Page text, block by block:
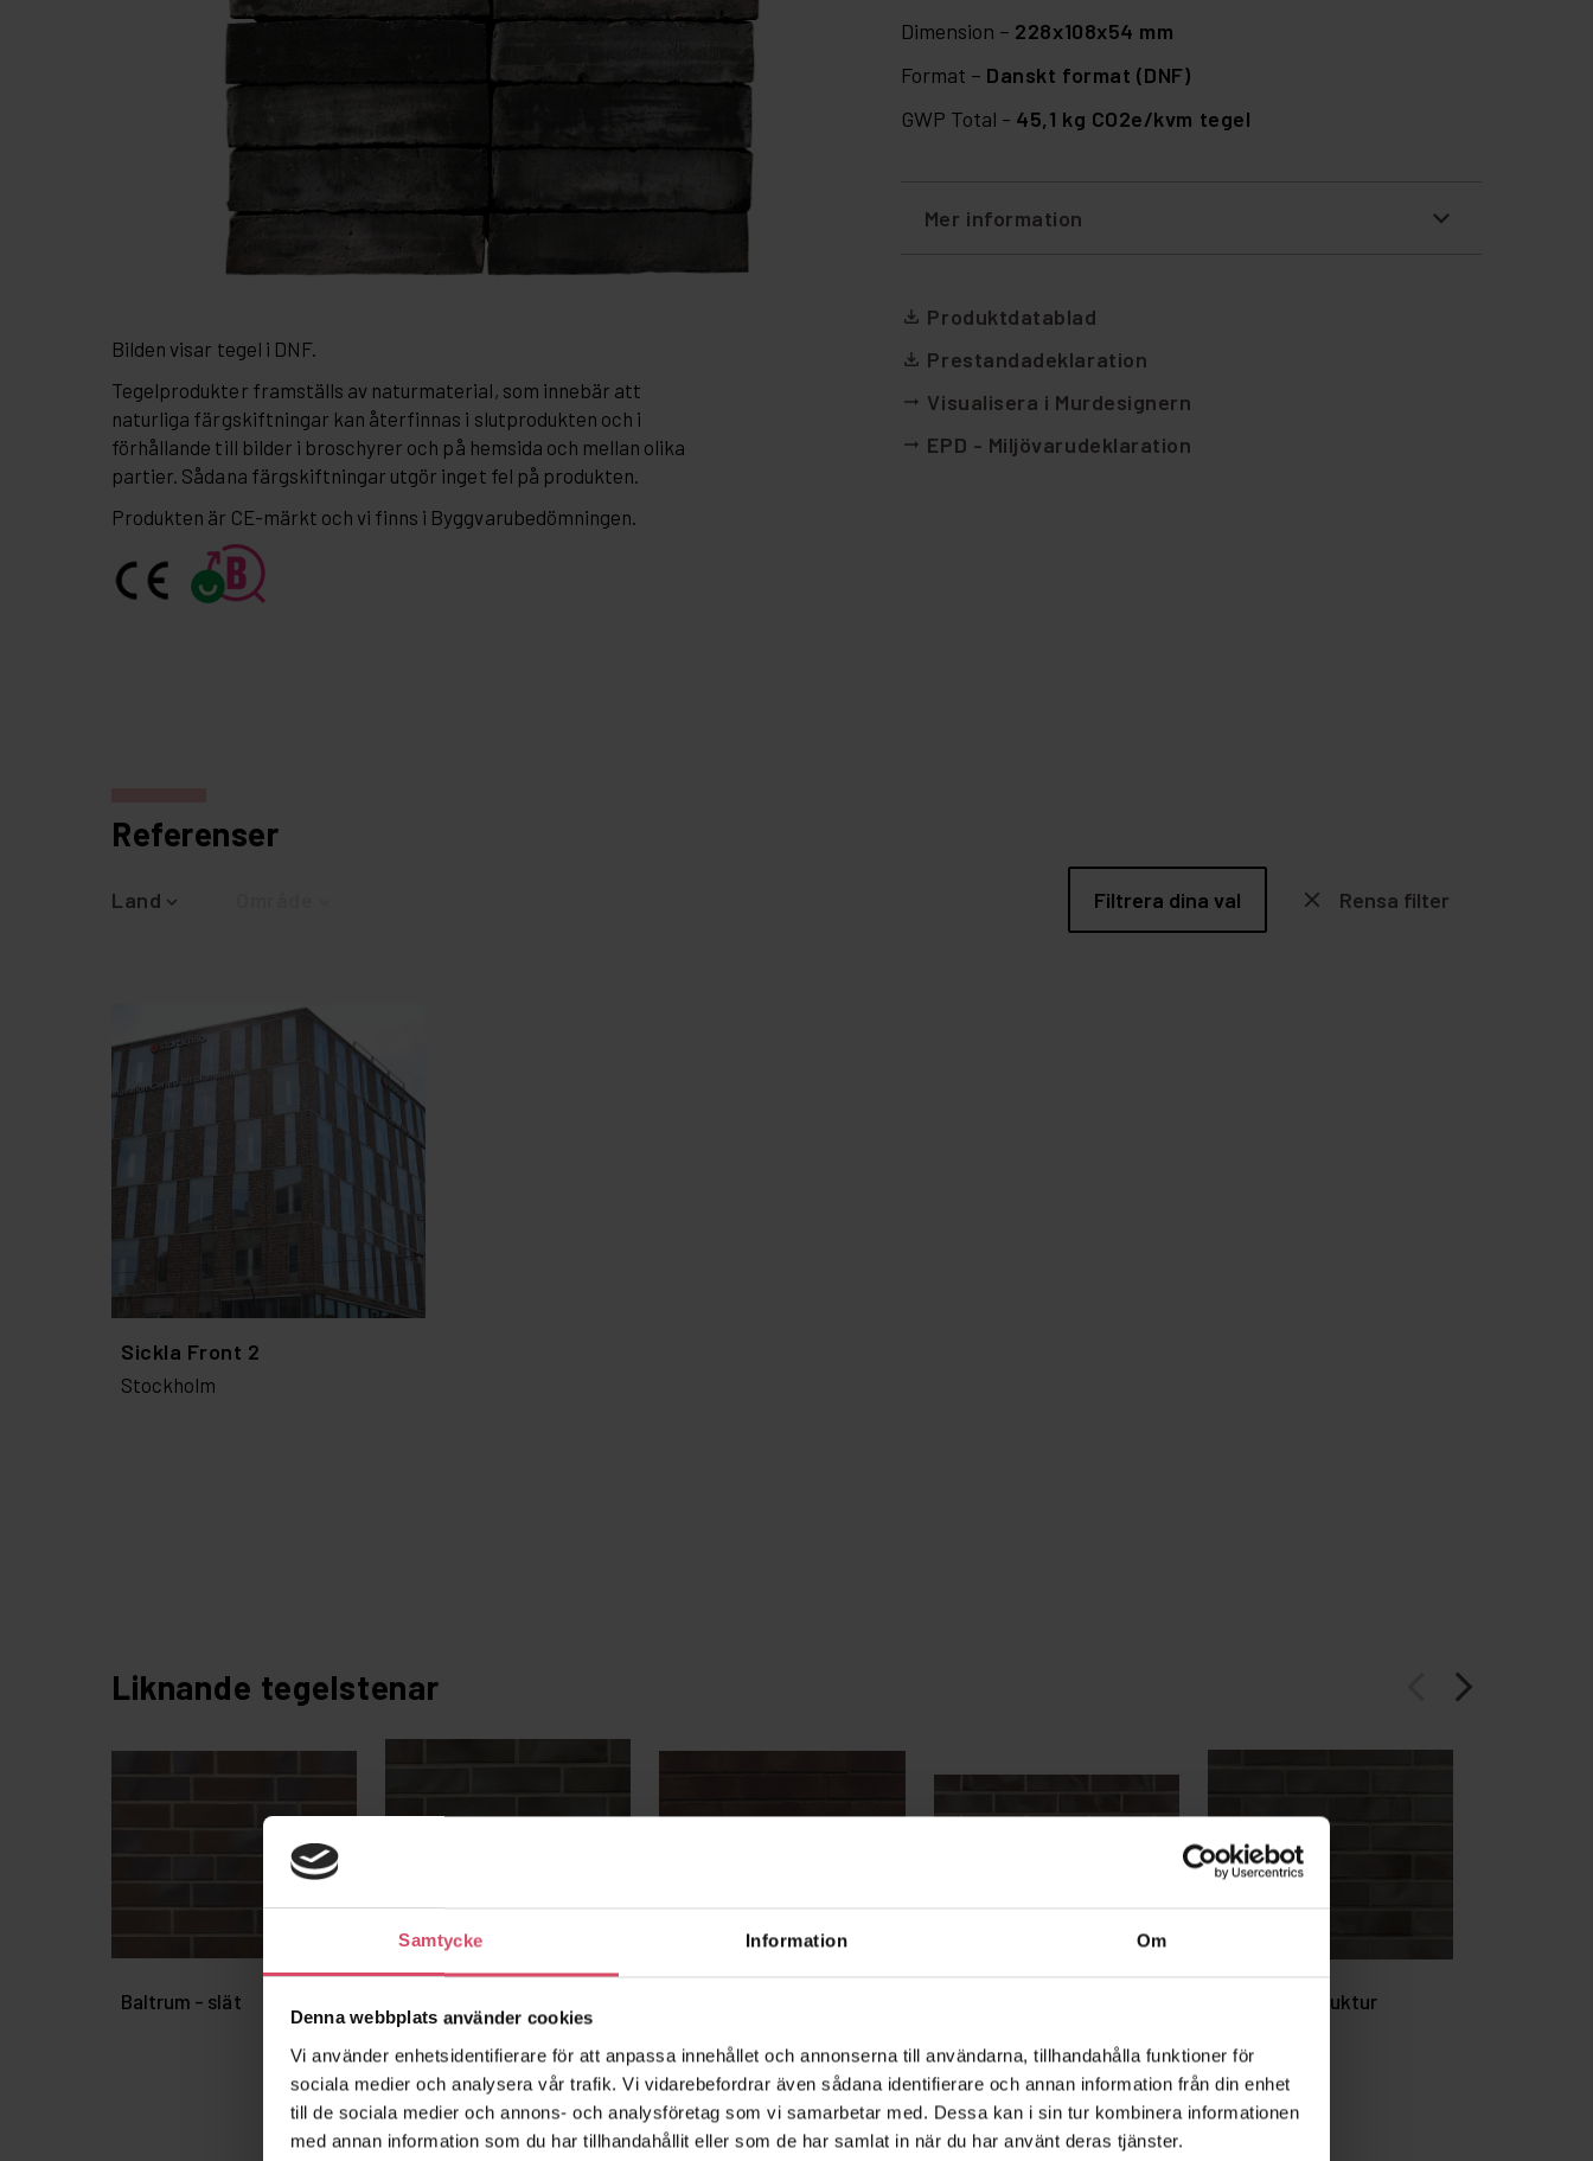
Samtycke Information Om
Denna webbplats använder cookies
Vi använder enhetsidentifierare för att anpassa innehållet och annonserna till användarna, tillhandahålla funktioner för
sociala medier och analysera vår trafik. Vi vidarebefordrar även sådana identifierare och annan information från din enhet
till de sociala medier och annons- och analysföretag som vi samarbetar med. Dessa kan i sin tur kombinera informationen
med annan information som du har tillhandahållit eller som de har samlat in när du har använt deras tjänster.
Bilden visar tegel i DNF.
Tegelprodukter framställs av naturmaterial, som innebär att
naturliga färgskiftningar kan återfinnas i slutprodukten och i
förhållande till bilder i broschyrer och på hemsida och mellan olika
partier. Sådana färgskiftningar utgör inget fel på produkten.
Produkten är CE-märkt och vi finns i Byggvarubedömningen.
Dimension – 228x108x54 mm
Format – Danskt format (DNF)
GWP Total - 45,1 kg CO2e/kvm tegel
Mer information
file_download Produktdatablad
file_download Prestandadeklaration
arrow_right_alt Visualisera i Murdesignern
arrow_right_alt EPD - Miljövarudeklaration
Referenser
Land Filtrera dina val close Rensa filter
Sickla Front 2
Stockholm
Liknande tegelstenar arrow_forward_ios
Baltrum - slät Dresden - struktur